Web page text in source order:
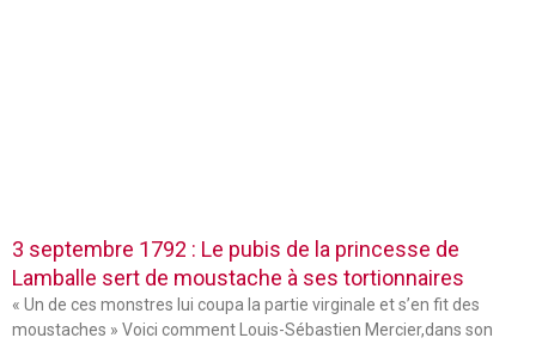
3 septembre 1792 : Le pubis de la princesse de
Lamballe sert de moustache à ses tortionnaires
« Un de ces monstres lui coupa la partie virginale et s’en fit des
moustaches » Voici comment Louis-Sébastien Mercier,dans son